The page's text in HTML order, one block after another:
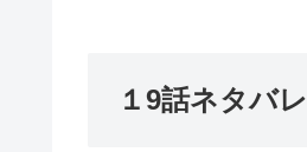
１9話ネタバレ